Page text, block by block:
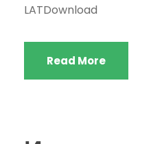
LATDownload
Read More